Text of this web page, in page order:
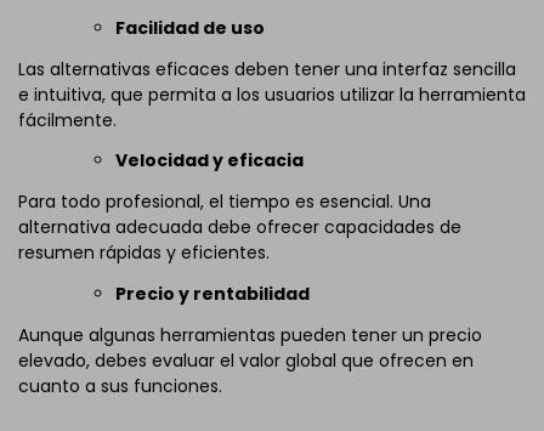
Facilidad de uso
Las alternativas eficaces deben tener una interfaz sencilla
e intuitiva, que permita a los usuarios utilizar la herramienta
fácilmente.
Velocidad y eficacia
Para todo profesional, el tiempo es esencial. Una
alternativa adecuada debe ofrecer capacidades de
resumen rápidas y eficientes.
Precio y rentabilidad
Aunque algunas herramientas pueden tener un precio
elevado, debes evaluar el valor global que ofrecen en
cuanto a sus funciones.